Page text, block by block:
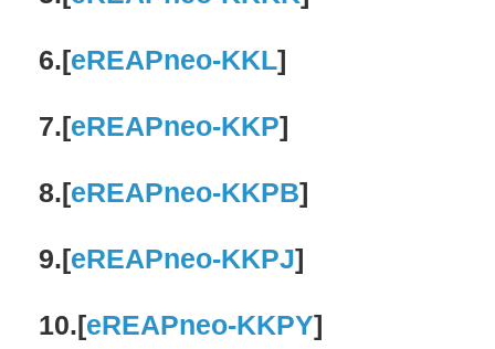
6.[eREAPneo-KKL]
7.[eREAPneo-KKP]
8.[eREAPneo-KKPB]
9.[eREAPneo-KKPJ]
10.[eREAPneo-KKPY]